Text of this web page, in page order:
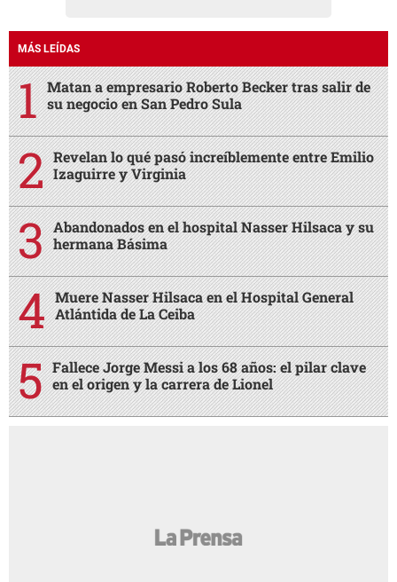
MÁS LEÍDAS
Matan a empresario Roberto Becker tras salir de
su negocio en San Pedro Sula
Revelan lo qué pasó increíblemente entre Emilio
Izaguirre y Virginia
Abandonados en el hospital Nasser Hilsaca y su
hermana Básima
Muere Nasser Hilsaca en el Hospital General
Atlántida de La Ceiba
Fallece Jorge Messi a los 68 años: el pilar clave
en el origen y la carrera de Lionel